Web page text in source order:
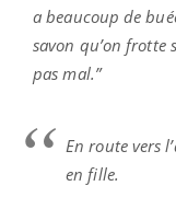
a beaucoup de
savon qu’on
pas mal.”
En route vers
en fille.